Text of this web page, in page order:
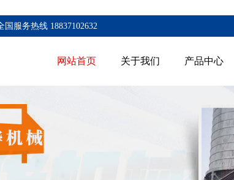
服务热线 18837102632
网站首页 关于我们 产品中心